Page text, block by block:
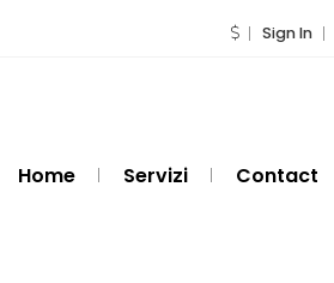
Sign In
Home Servizi Contact